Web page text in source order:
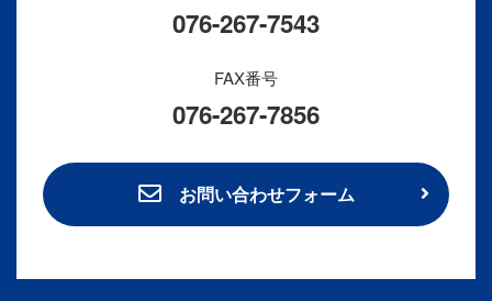
076-267-7543
FAX番号
076-267-7856
お問い合わせフォーム